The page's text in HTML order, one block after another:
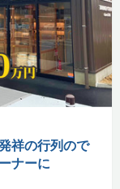
祥の行列ので
ナーに